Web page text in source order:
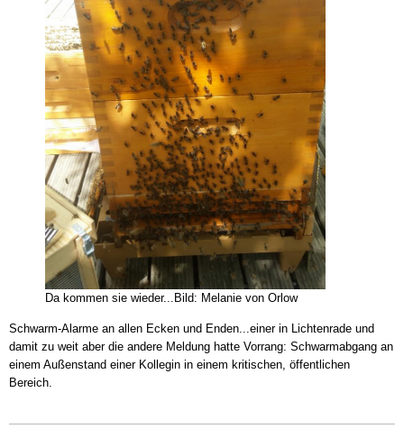
kam!
Da kommen sie wieder...Bild: Melanie von Orlow
Schwarm-Alarme an allen Ecken und Enden...einer in Lichtenrade und
damit zu weit aber die andere Meldung hatte Vorrang: Schwarmabgang an
einem Außenstand einer Kollegin in einem kritischen, öffentlichen
Bereich.